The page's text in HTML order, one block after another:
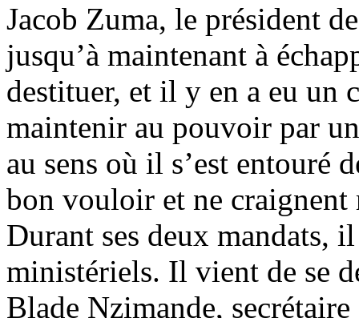
Jacob Zuma, le président
jusqu’à maintenant à
destituer, et il y en a eu un
maintenir au pouvoir par
au sens où il s’est entouré
bon vouloir et ne
Durant ses deux mandats,
ministériels. Il vient de se
Blade Nzimande,